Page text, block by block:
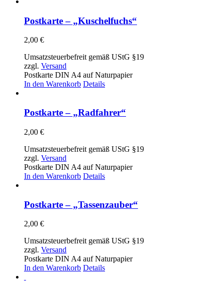
Postkarte – „Kuschelfuchs“
2,00 €
Umsatzsteuerbefreit gemäß UStG §19
zzgl. Versand
Postkarte DIN A4 auf Naturpapier
In den Warenkorb Details
Postkarte – „Radfahrer“
2,00 €
Umsatzsteuerbefreit gemäß UStG §19
zzgl. Versand
Postkarte DIN A4 auf Naturpapier
In den Warenkorb Details
Postkarte – „Tassenzauber“
2,00 €
Umsatzsteuerbefreit gemäß UStG §19
zzgl. Versand
Postkarte DIN A4 auf Naturpapier
In den Warenkorb Details